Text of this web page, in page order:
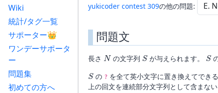
Wiki
統計/タグ一覧
サポーター👑
ワンデーサポータ
ー
問題集
初めての方へ
yukicoder contest 309の他の問題:
問題文
長さ
N
の文字列
S
が与えられます。
S
S
の ? を全て英小文字に置き換えてでき
上の回文を連続部分文字列として含まな